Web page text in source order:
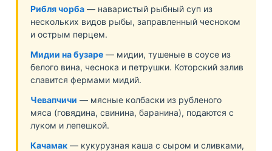
Рибля чорба — наваристый рыбный суп из
нескольких видов рыбы, заправленный чесноком
и острым перцем.
Мидии на бузаре — мидии, тушеные в соусе из
белого вина, чеснока и петрушки. Которский залив
славится фермами мидий.
Чевапчичи — мясные колбаски из рубленого
мяса (говядина, свинина, баранина), подаются с
луком и лепешкой.
Качамак — кукурузная каша с сыром и сливками,